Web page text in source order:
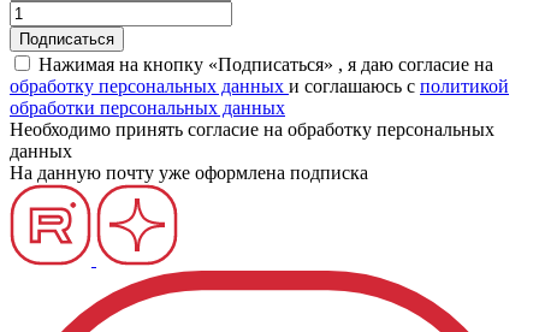
Нажимая на кнопку «Подписаться» , я даю согласие на
обработку персональных данных и соглашаюсь c политикой
обработки персональных данных
Необходимо принять согласие на обработку персональных
данных
На данную почту уже оформлена подписка